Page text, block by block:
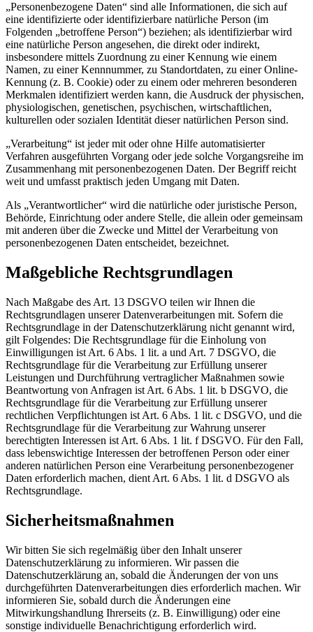
„Personenbezogene Daten“ sind alle Informationen, die sich auf
eine identifizierte oder identifizierbare natürliche Person (im
Folgenden „betroffene Person“) beziehen; als identifizierbar wird
eine natürliche Person angesehen, die direkt oder indirekt,
insbesondere mittels Zuordnung zu einer Kennung wie einem
Namen, zu einer Kennnummer, zu Standortdaten, zu einer Online-
Kennung (z. B. Cookie) oder zu einem oder mehreren besonderen
Merkmalen identifiziert werden kann, die Ausdruck der physischen,
physiologischen, genetischen, psychischen, wirtschaftlichen,
kulturellen oder sozialen Identität dieser natürlichen Person sind.
„Verarbeitung“ ist jeder mit oder ohne Hilfe automatisierter
Verfahren ausgeführten Vorgang oder jede solche Vorgangsreihe im
Zusammenhang mit personenbezogenen Daten. Der Begriff reicht
weit und umfasst praktisch jeden Umgang mit Daten.
Als „Verantwortlicher“ wird die natürliche oder juristische Person,
Behörde, Einrichtung oder andere Stelle, die allein oder gemeinsam
mit anderen über die Zwecke und Mittel der Verarbeitung von
personenbezogenen Daten entscheidet, bezeichnet.
Maßgebliche Rechtsgrundlagen
Nach Maßgabe des Art. 13 DSGVO teilen wir Ihnen die
Rechtsgrundlagen unserer Datenverarbeitungen mit. Sofern die
Rechtsgrundlage in der Datenschutzerklärung nicht genannt wird,
gilt Folgendes: Die Rechtsgrundlage für die Einholung von
Einwilligungen ist Art. 6 Abs. 1 lit. a und Art. 7 DSGVO, die
Rechtsgrundlage für die Verarbeitung zur Erfüllung unserer
Leistungen und Durchführung vertraglicher Maßnahmen sowie
Beantwortung von Anfragen ist Art. 6 Abs. 1 lit. b DSGVO, die
Rechtsgrundlage für die Verarbeitung zur Erfüllung unserer
rechtlichen Verpflichtungen ist Art. 6 Abs. 1 lit. c DSGVO, und die
Rechtsgrundlage für die Verarbeitung zur Wahrung unserer
berechtigten Interessen ist Art. 6 Abs. 1 lit. f DSGVO. Für den Fall,
dass lebenswichtige Interessen der betroffenen Person oder einer
anderen natürlichen Person eine Verarbeitung personenbezogener
Daten erforderlich machen, dient Art. 6 Abs. 1 lit. d DSGVO als
Rechtsgrundlage.
Sicherheitsmaßnahmen
Wir bitten Sie sich regelmäßig über den Inhalt unserer
Datenschutzerklärung zu informieren. Wir passen die
Datenschutzerklärung an, sobald die Änderungen der von uns
durchgeführten Datenverarbeitungen dies erforderlich machen. Wir
informieren Sie, sobald durch die Änderungen eine
Mitwirkungshandlung Ihrerseits (z. B. Einwilligung) oder eine
sonstige individuelle Benachrichtigung erforderlich wird.